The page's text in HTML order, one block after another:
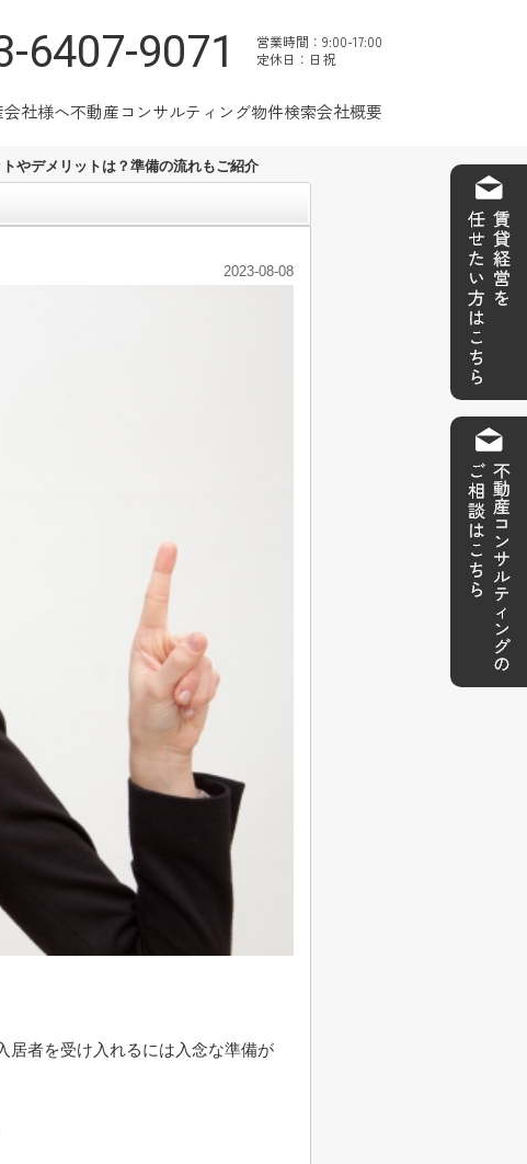
6407-9071
営業時間：9:00-17:00
定休日：日祝
社様へ不動産コンサルティング物件検索会社概要
やデメリットは？準備の流れもご紹介
2023-08-08
居者を受け入れるには入念な準備が